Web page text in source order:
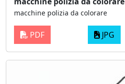
macchine polizia da colorare
PDF JPG